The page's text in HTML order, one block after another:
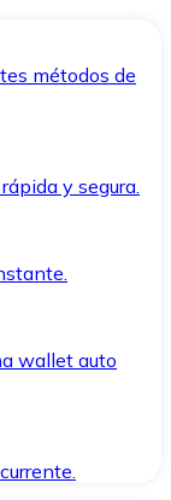
métodos de
y segura.
wallet auto